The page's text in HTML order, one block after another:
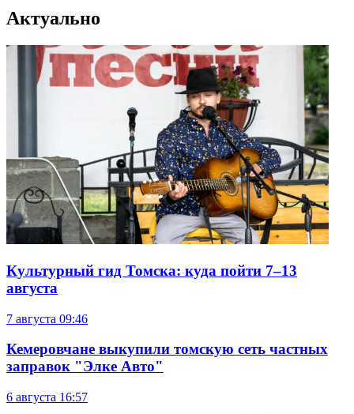
Актуально
Культурный гид Томска: куда пойти 7–13
августа
7 августа 09:46
Кемеровчане выкупили томскую сеть частных
заправок "Элке Авто"
6 августа 16:57